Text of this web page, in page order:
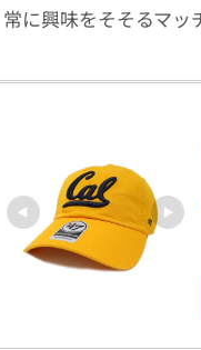
常に興味をそそるマッ